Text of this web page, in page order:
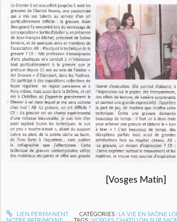
[Vosges Matin]
LIEN PERMANENT CATÉGORIES : LA VIE EN SAÔNE